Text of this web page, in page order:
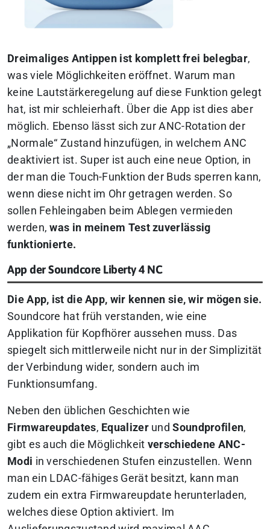
Dreimaliges Antippen ist komplett frei belegbar,
was viele Möglichkeiten eröffnet. Warum man
keine Lautstärkeregelung auf diese Funktion gelegt
hat, ist mir schleierhaft. Über die App ist dies aber
möglich. Ebenso lässt sich zur ANC-Rotation der
„Normale“ Zustand hinzufügen, in welchem ANC
deaktiviert ist. Super ist auch eine neue Option, in
der man die Touch-Funktion der Buds sperren kann,
wenn diese nicht im Ohr getragen werden. So
sollen Fehleingaben beim Ablegen vermieden
werden,was in meinem Test zuverlässig
funktionierte.
App der Soundcore Liberty 4 NC
Die App, ist die App, wir kennen sie, wir mögen sie.
Soundcore hat früh verstanden, wie eine
Applikation für Kopfhörer aussehen muss. Das
spiegelt sich mittlerweile nicht nur in der Simplizität
der Verbindung wider, sondern auch im
Funktionsumfang.
Neben den üblichen Geschichten wie
Firmwareupdates, EqualizerundSoundprofilen,
gibt es auch die Möglichkeit verschiedene ANC-
Modi in verschiedenen Stufen einzustellen. Wenn
man ein LDAC-fähiges Gerät besitzt, kann man
zudem ein extra Firmwareupdate herunterladen,
welches diese Option aktiviert. Im